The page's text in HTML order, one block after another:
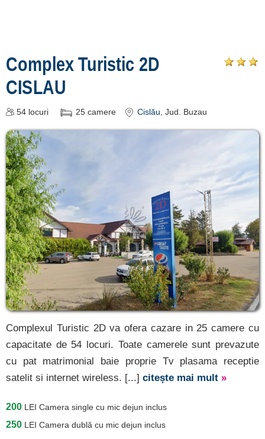
Complex Turistic 2D
CISLAU
54 locuri 25 camere Cislău, Jud. Buzau
Complexul Turistic 2D va ofera cazare in 25 camere cu
capacitate de 54 locuri. Toate camerele sunt prevazute
cu pat matrimonial baie proprie Tv plasama receptie
satelit si internet wireless. [...] citește mai mult »
200 LEI Camera single cu mic dejun inclus
250 LEI Camera dublă cu mic dejun inclus